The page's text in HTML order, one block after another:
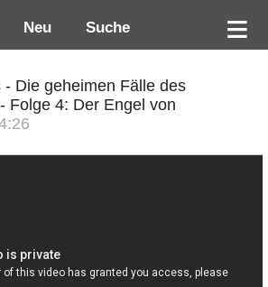
Neu Suche
- Die geheimen Fälle des
Folge 4: Der Engel von